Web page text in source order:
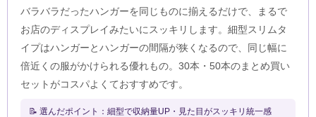
バラバラだったハンガーを同じものに揃えるだけで、まるで
お店のディスプレイみたいにスッキリします。細型スリムタ
イプはハンガーとハンガーの間隔が狭くなるので、同じ幅に
倍近くの服がかけられる優れもの。30本・50本のまとめ買い
セットがコスパよくておすすめです。
📝 選んだポイント：細型で収納量UP・見た目がスッキリ統一感